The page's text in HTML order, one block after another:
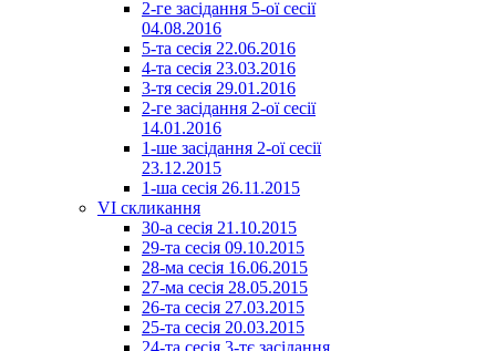
2-ге засідання 5-ої сесії
04.08.2016
5-та сесія 22.06.2016
4-та сесія 23.03.2016
3-тя сесія 29.01.2016
2-ге засідання 2-ої сесії
14.01.2016
1-ше засідання 2-ої сесії
23.12.2015
1-ша сесія 26.11.2015
VI скликання
30-а сесія 21.10.2015
29-та сесія 09.10.2015
28-ма сесія 16.06.2015
27-ма сесія 28.05.2015
26-та сесія 27.03.2015
25-та сесія 20.03.2015
24-та сесія 3-тє засідання